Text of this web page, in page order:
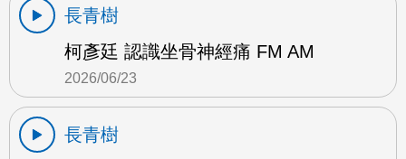
長青樹
柯彥廷 認識坐骨神經痛 FM AM
2026/06/23
長青樹